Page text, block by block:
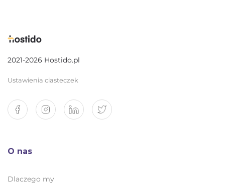
2021-2026 Hostido.pl
Ustawienia ciasteczek
O nas
Dlaczego my